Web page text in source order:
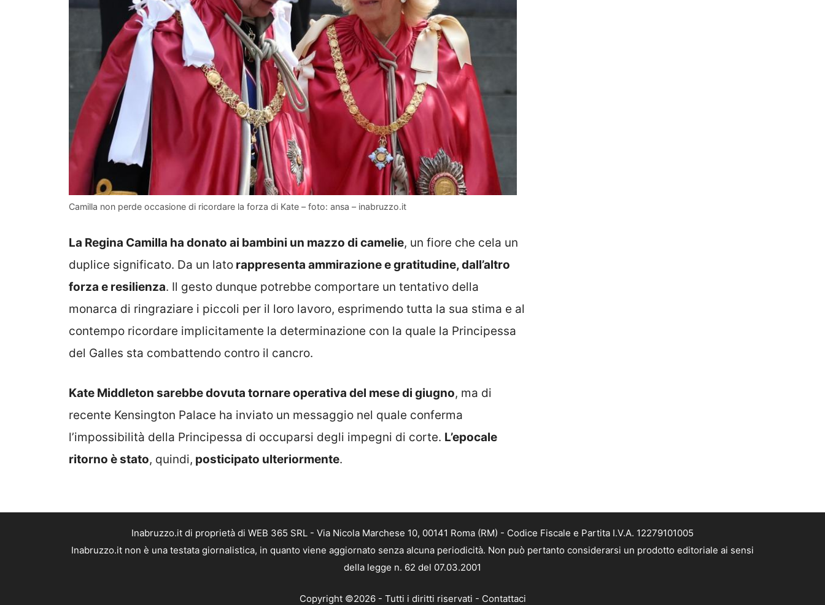
Camilla non perde occasione di ricordare la forza di Kate – foto: ansa – inabruzzo.it
La Regina Camilla ha donato ai bambini un mazzo di camelie, un fiore che cela un
duplice significato. Da un lato rappresenta ammirazione e gratitudine, dall’altro
forza e resilienza. Il gesto dunque potrebbe comportare un tentativo della
monarca di ringraziare i piccoli per il loro lavoro, esprimendo tutta la sua stima e al
contempo ricordare implicitamente la determinazione con la quale la Principessa
del Galles sta combattendo contro il cancro.
Kate Middleton sarebbe dovuta tornare operativa del mese di giugno, ma di
recente Kensington Palace ha inviato un messaggio nel quale conferma
l’impossibilità della Principessa di occuparsi degli impegni di corte. L’epocale
ritorno è stato, quindi, posticipato ulteriormente.
Inabruzzo.it di proprietà di WEB 365 SRL - Via Nicola Marchese 10, 00141 Roma (RM) - Codice Fiscale e Partita I.V.A. 12279101005
Inabruzzo.it non è una testata giornalistica, in quanto viene aggiornato senza alcuna periodicità. Non può pertanto considerarsi un prodotto editoriale ai sensi
della legge n. 62 del 07.03.2001
Copyright ©2026 - Tutti i diritti riservati - Contattaci